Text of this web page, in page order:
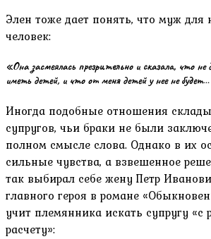
Элен тоже дает понять, что муж
человек:
«Она засмеялась презрительно и сказала, что
иметь детей, и что от меня детей у нее не
Иногда подобные отношения
супругов, чьи браки не были
полном смысле слова. Однако в их
сильные чувства, а взвешенное
так выбирал себе жену Петр
главного героя в романе
учит племянника искать супругу «с
расчету»: